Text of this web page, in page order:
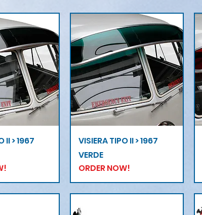
II > 1967
Vista rapida
VISIERA TIPO II > 1967
VERDE
ORDER NOW!